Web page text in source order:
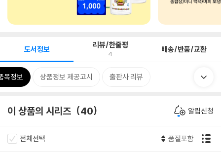
도서정보 리뷰/한줄평
4 배송/반품/교환
목정보 상품정보 제공고시 출판사 리뷰
이 상품의 시리즈 40 알림신청
전체선택 품절포함